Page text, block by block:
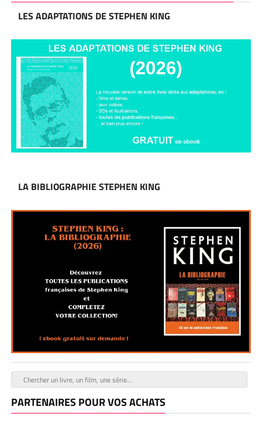
LES ADAPTATIONS DE STEPHEN KING
LA BIBLIOGRAPHIE STEPHEN KING
PARTENAIRES POUR VOS ACHATS